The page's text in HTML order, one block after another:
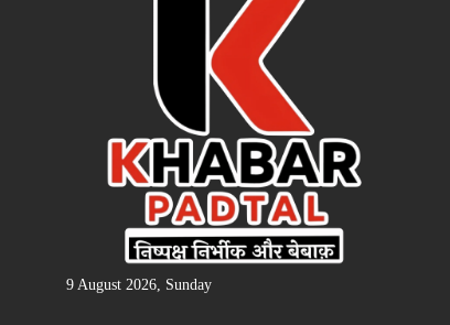
9 August 2026, Sunday